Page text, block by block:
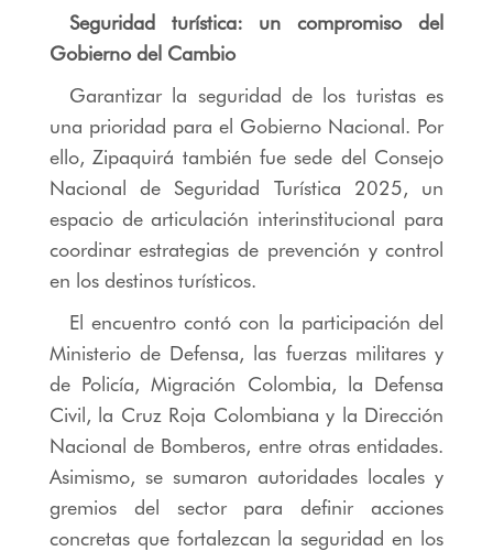
Seguridad turística: un compromiso del
Gobierno del Cambio
Garantizar la seguridad de los turistas es
una prioridad para el Gobierno Nacional. Por
ello, Zipaquirá también fue sede del Consejo
Nacional de Seguridad Turística 2025, un
espacio de articulación interinstitucional para
coordinar estrategias de prevención y control
en los destinos turísticos.
El encuentro contó con la participación del
Ministerio de Defensa, las fuerzas militares y
de Policía, Migración Colombia, la Defensa
Civil, la Cruz Roja Colombiana y la Dirección
Nacional de Bomberos, entre otras entidades.
Asimismo, se sumaron autoridades locales y
gremios del sector para definir acciones
concretas que fortalezcan la seguridad en los